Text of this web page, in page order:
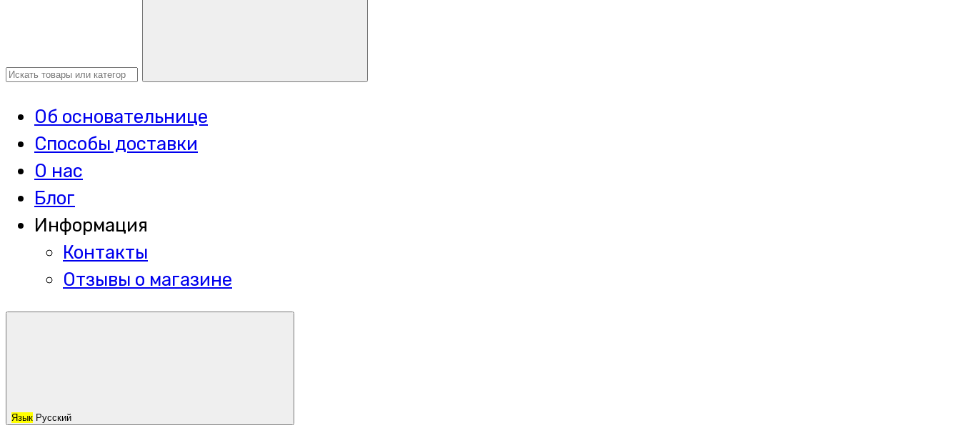
Об основательнице
Способы доставки
О нас
Блог
Информация
Контакты
Отзывы о магазине
Язык Русский